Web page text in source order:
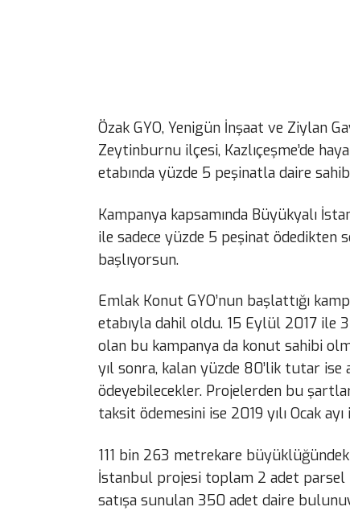
Özak GYO, Yenigün İnşaat ve Ziylan
Zeytinburnu ilçesi, Kazlıçeşme’de
etabında yüzde 5 peşinatla daire
Kampanya kapsamında Büyükyalı
ile sadece yüzde 5 peşinat ödedikten
başlıyorsun.
Emlak Konut GYO’nun başlattığı
etabıyla dahil oldu. 15 Eylül 2017 ile
olan bu kampanya da konut sahibi
yıl sonra, kalan yüzde 80’lik tutar
ödeyebilecekler. Projelerden bu
taksit ödemesini ise 2019 yılı Ocak
111 bin 263 metrekare
İstanbul projesi toplam 2 adet parsel
satışa sunulan 350 adet daire